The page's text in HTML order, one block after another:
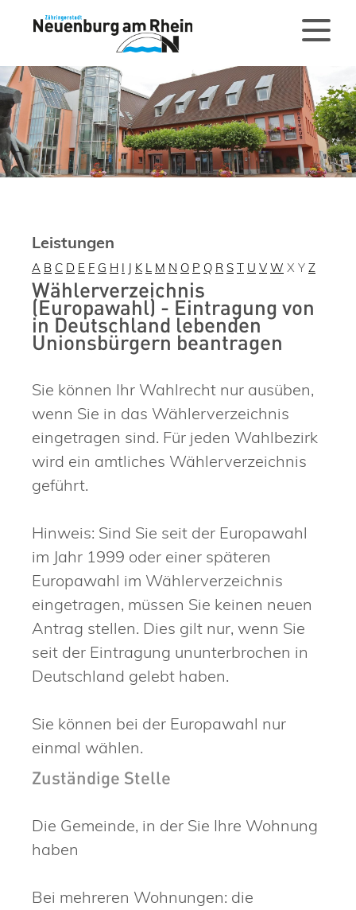
Leistungen
A B C D E F G H I J K L M N O P Q R S T U V W X Y Z
Wählerverzeichnis
(Europawahl) - Eintragung von
in Deutschland lebenden
Unionsbürgern beantragen
Sie können Ihr Wahlrecht nur ausüben,
wenn Sie in das Wählerverzeichnis
eingetragen sind. Für jeden Wahlbezirk
wird ein amtliches Wählerverzeichnis
geführt.
Hinweis: Sind Sie seit der Europawahl
im Jahr 1999 oder einer späteren
Europawahl im Wählerverzeichnis
eingetragen, müssen Sie keinen neuen
Antrag stellen. Dies gilt nur, wenn Sie
seit der Eintragung ununterbrochen in
Deutschland gelebt haben.
Sie können bei der Europawahl nur
einmal wählen.
Zuständige Stelle
Die Gemeinde, in der Sie Ihre Wohnung
haben
Bei mehreren Wohnungen: die